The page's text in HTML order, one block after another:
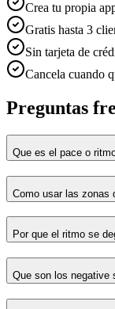
Crea tu propia
Gratis hasta 3
Sin tarjeta de
Cancela cuando
Preguntas
Que es el pace o
Como usar las zonas
Por que el ritmo se
Que son los negative